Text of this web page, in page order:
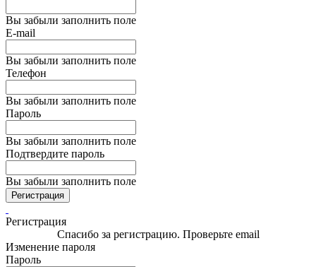
Вы забыли заполнить поле
E-mail
Вы забыли заполнить поле
Телефон
Вы забыли заполнить поле
Пароль
Вы забыли заполнить поле
Подтвердите пароль
Вы забыли заполнить поле
Регистрация
Регистрация
Спасибо за регистрацию. Проверьте email
Изменение пароля
Пароль